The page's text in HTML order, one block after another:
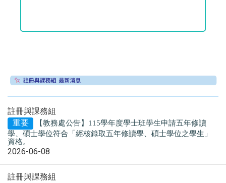
註冊與課務組
重要
【教務處公告】115學年度學士班學生申請五年修讀
學、碩士學位符合「經核錄取五年修讀學、碩士學位之學生 」
資格。
2026-06-08
註冊與課務組